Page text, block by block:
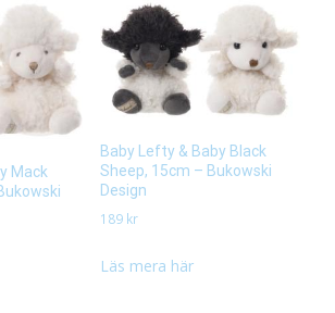
Mack
Baby Lefty & Baby Black
Sheep, 15cm – Bukowski
Design
189 kr
Läs mera här